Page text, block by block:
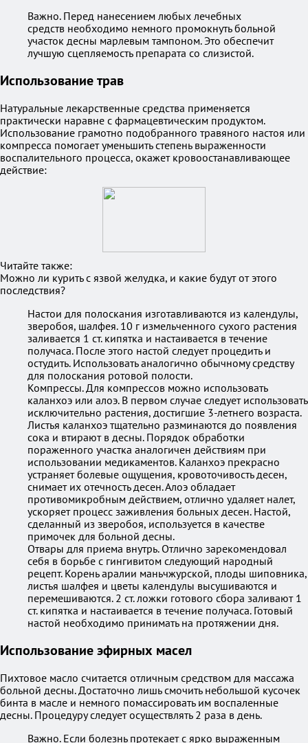
Важно. Перед нанесением любых лечебных
средств необходимо немного промокнуть больной
участок десны марлевым тампоном. Это обеспечит
лучшую сцепляемость препарата со слизистой.
Использование трав
Натуральные лекарственные средства применяется
практически наравне с фармацевтическим продуктом.
Использование грамотно подобранного травяного настоя или
компресса помогает уменьшить степень выраженности
воспалительного процесса, окажет кровоостанавливающее
действие:
Читайте также:
Можно ли курить с язвой желудка, и какие будут от этого
последствия?
Настои для полоскания изготавливаются из календулы,
зверобоя, шалфея. 10 г измельченного сухого растения
заливается 1 ст. кипятка и настаивается в течение
получаса. После этого настой следует процедить и
остудить. Использовать аналогично обычному средству
для полоскания ротовой полости.
Компрессы. Для компрессов можно использовать
каланхоэ или алоэ. В первом случае следует использовать
исключительно растения, достигшие 3-летнего возраста.
Листья каланхоэ тщательно разминаются до появления
сока и втирают в десны. Порядок обработки
пораженного участка аналогичен действиям при
использовании медикаментов. Каланхоэ прекрасно
устраняет болевые ощущения, кровоточивость десен,
снимает их отечность десен. Алоэ обладает
противомикробным действием, отлично удаляет налет,
ускоряет процесс заживления больных десен. Настой,
сделанный из зверобоя, используется в качестве
примочек для больной десны.
Отвары для приема внутрь. Отлично зарекомендовал
себя в борьбе с гингивитом следующий народный
рецепт. Корень аралии маньчжурской, плоды шиповника,
листья шалфея и цветы календулы высушиваются и
перемешиваются. 2 ст. ложки готового сбора заливают 1
ст. кипятка и настаивается в течение получаса. Готовый
настой необходимо принимать на протяжении дня.
Использование эфирных масел
Пихтовое масло считается отличным средством для массажа
больной десны. Достаточно лишь смочить небольшой кусочек
бинта в масле и немного помассировать им воспаленные
десны. Процедуру следует осуществлять 2 раза в день.
Важно. Если болезнь протекает с ярко выраженным